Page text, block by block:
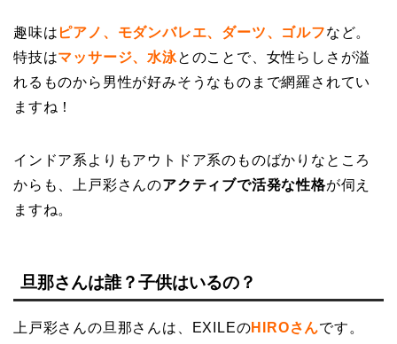
趣味は ピアノ、モダンバレエ、ダーツ、ゴルフなど。
特技はマッサージ、水泳とのことで、女性らしさが溢
れるものから男性が好みそうなものまで網羅されてい
ますね！
インドア系よりもアウトドア系のものばかりなところ
からも、上戸彩さんのアクティブで活発な性格が伺え
ますね。
旦那さんは誰？子供はいるの？
上戸彩さんの旦那さんは、EXILEのHIROさんです。